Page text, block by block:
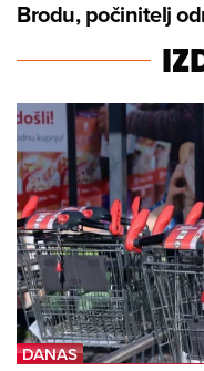
Brodu, počinitelj